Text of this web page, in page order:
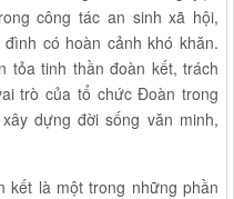
công tác an sinh xã hội,
có hoàn cảnh khó khăn.
tỏa tinh thần đoàn kết, trách
trò của tổ chức Đoàn trong
dựng đời sống văn minh,
kết là một trong những phần